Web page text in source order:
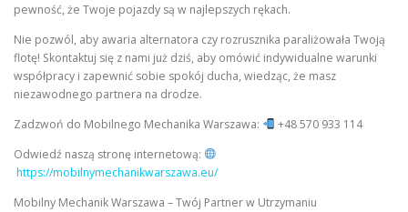
pewność, że Twoje pojazdy są w najlepszych rękach.
Nie pozwól, aby awaria alternatora czy rozrusznika paraliżowała Twoją
flotę! Skontaktuj się z nami już dziś, aby omówić indywidualne warunki
współpracy i zapewnić sobie spokój ducha, wiedząc, że masz
niezawodnego partnera na drodze.
Zadzwoń do Mobilnego Mechanika Warszawa:
+48 570 933 114
Odwiedź naszą stronę internetową:
https://mobilnymechanikwarszawa.eu/
Mobilny Mechanik Warszawa – Twój Partner w Utrzymaniu